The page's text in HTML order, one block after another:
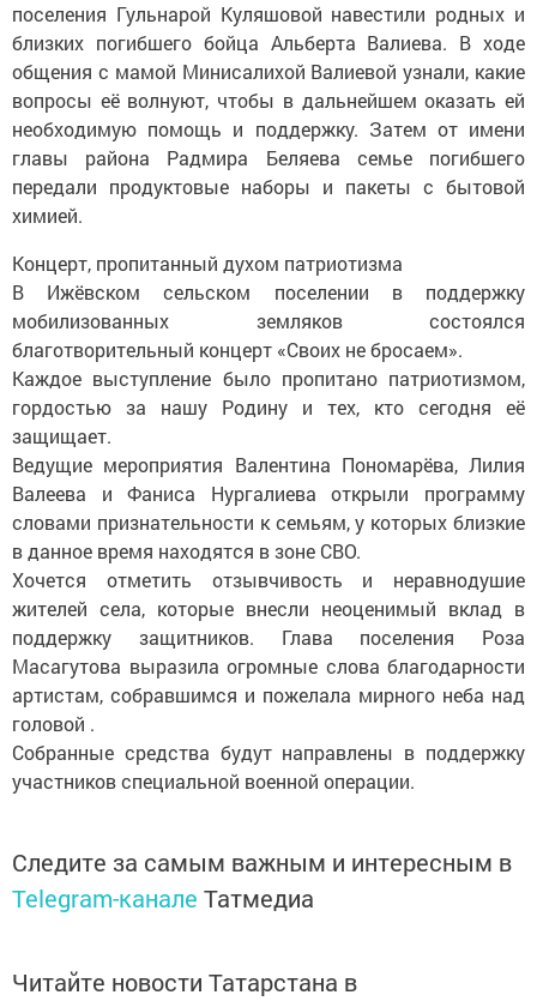
поселения Гульнарой Куляшовой навестили родных и
близких погибшего бойца Альберта Валиева. В ходе
общения с мамой Минисалихой Валиевой узнали, какие
вопросы её волнуют, чтобы в дальнейшем оказать ей
необходимую помощь и поддержку. Затем от имени
главы района Радмира Беляева семье погибшего
передали продуктовые наборы и пакеты с бытовой
химией.
Концерт, пропитанный духом патриотизма
В Ижёвском сельском поселении в поддержку
мобилизованных земляков состоялся
благотворительный концерт «Своих не бросаем».
Каждое выступление было пропитано патриотизмом,
гордостью за нашу Родину и тех, кто сегодня её
защищает.
Ведущие мероприятия Валентина Пономарёва, Лилия
Валеева и Фаниса Нургалиева открыли программу
словами признательности к семьям, у которых близкие
в данное время находятся в зоне СВО.
Хочется отметить отзывчивость и неравнодушие
жителей села, которые внесли неоценимый вклад в
поддержку защитников. Глава поселения Роза
Масагутова выразила огромные слова благодарности
артистам, собравшимся и пожелала мирного неба над
головой .
Собранные средства будут направлены в поддержку
участников специальной военной операции.
Следите за самым важным и интересным в
Telegram-канале Татмедиа
Читайте новости Татарстана в